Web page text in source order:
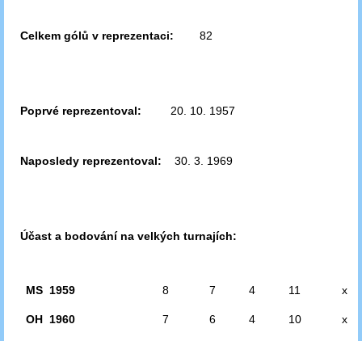
Celkem gólů v reprezentaci: 82
Poprvé reprezentoval: 20. 10. 1957
Naposledy reprezentoval: 30. 3. 1969
Účast a bodování na velkých turnajích:
MS 1959 8 7 4 11 x
OH 1960 7 6 4 10 x